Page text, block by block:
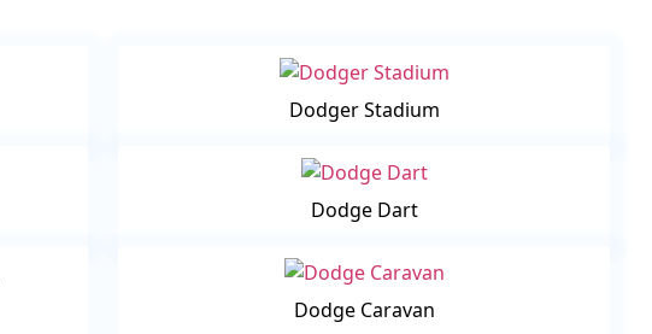
Dodger Stadium
Dodge Dart
Dodge Caravan